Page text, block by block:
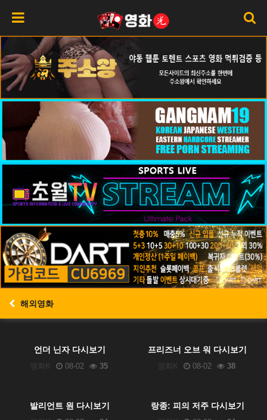
해외영화
언더 닌자 다시보기
08-02 35
프리즈너 오브 워 다시보기
08-02 38
발리언트 원 다시보기 랑종: 피의 저주 다시보기